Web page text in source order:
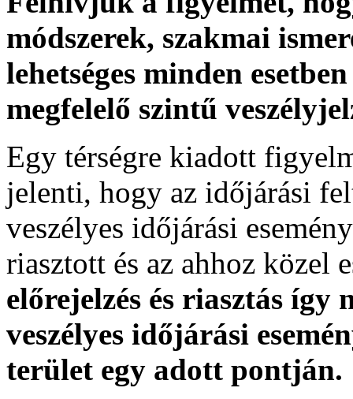
módszerek, szakmai
lehetséges minden
megfelelő szintű
Egy térségre kiadott
jelenti, hogy az időjárási
veszélyes időjárási
riasztott és az ahhoz közel
előrejelzés és riasztás
veszélyes időjárási
terület egy adott pontján.